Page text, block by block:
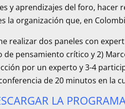
y aprendizajes del foro, hacer
la organización que, en
realizar dos paneles con
de pensamiento crítico y 2)
por un experto y 3-4
de 20 minutos en la
LA